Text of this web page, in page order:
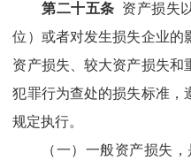
第二十五条 资产损失
位）或者对发生损失企业的
资产损失、较大资产损失和
犯罪行为查处的损失标准，
规定执行。
（一）一般资产损失